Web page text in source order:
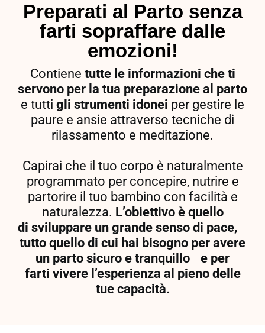
Preparati al Parto senza
farti sopraffare dalle
emozioni!
Contiene tutte le informazioni che ti
servono per la tua preparazione al parto
e tutti gli strumenti idonei per gestire le
paure e ansie attraverso tecniche di
rilassamento e meditazione.
Capirai che il tuo corpo è naturalmente
programmato per concepire, nutrire e
partorire il tuo bambino con facilità e
naturalezza. L’obiettivo è quello
di sviluppare un grande senso di pace,
tutto quello di cui hai bisogno per avere
un parto sicuro e tranquillo e per
farti vivere l’esperienza al pieno delle
tue capacità.